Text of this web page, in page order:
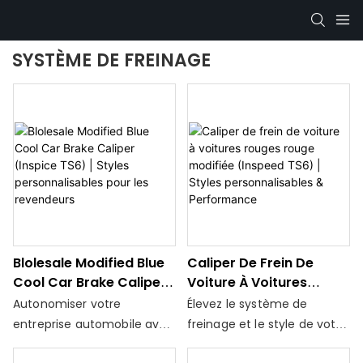
SYSTÈME DE FREINAGE
Blolesale Modified Blue
Cool Car Brake Caliper
(Inspice TS6) | Styles
Personnalisables Pour
Autonomiser votre
entreprise automobile avec
notre étrier de frein de
Caliper De Frein De
Voiture À Voitures
Rouges Rouge Modifiée
(Inspeed TS6) | Styles
Élevez le système de
freinage et le style de votre
véhicule avec notre usine